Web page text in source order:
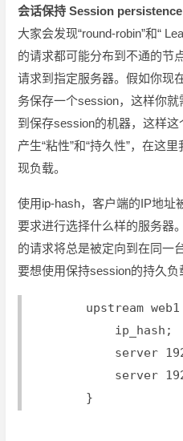
会话保持 Session persistence
大家会发现“round-robin”和“
的请求都可能分布到不通的节
请求到指定服务器。假如你现
务保存一个session，这样你
到保存session的机器，这样
产生“粘性”和“持久性”，在这
现负载。
使用ip-hash，客户端的IP地址
要求进行选择什么样的服务器
的请求将总是被定向到在同一
要想使用保持session的持久负
upstream web1
            ip_hash;
server
server
        }